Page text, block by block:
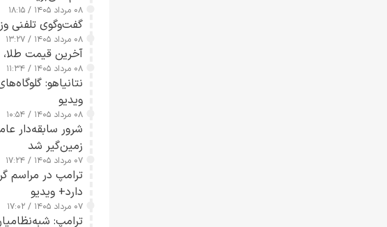
۰۸ مرداد ۱۴۰۵ / ۱۸:۱۵
گفت‌وگوی تلفنی
۰۸ مرداد ۱۴۰۵ / ۱۳:۲۷
آخرین قیمت طلا، سکه
۰۸ مرداد ۱۴۰۵ / ۱۱:۳۴
نتانیاهو:
ویدیو
۰۸ مرداد ۱۴۰۵ / ۱۰:۵۴
شرور سابقه‌دار
زمین‌گیر شد
۰۷ مرداد ۱۴۰۵ / ۱۷:۲۴
ترامپ در مراسم
دارد+ ویدیو
۰۷ مرداد ۱۴۰۵ / ۱۷:۰۲
ترامپ: